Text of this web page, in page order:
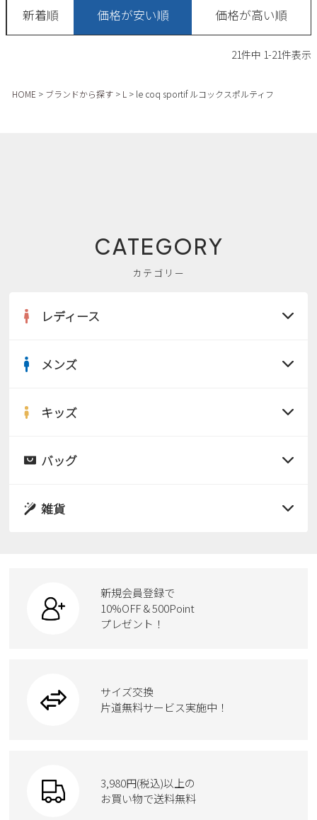
新着順 価格が安い順 価格が高い順
21件中 1-21件表示
HOME ブランドから探す L le coq sportif ルコックスポルティフ
CATEGORY
カテゴリー
レディース
サンダル
スニーカー
カジュアルシューズ
ワークシューズ
ウェア
moz
メンズ
サンダル
ローファー
ブーツ
Parade
キッズ
サンダル
スクール
new balance
バッグ
ボディバッグ
ハンドバッグ
トートバッグ
雑貨
ケア用品
新規会員登録で
10%OFF & 500Point
プレゼント！
サイズ交換
片道無料サービス実施中！
3,980円(税込)以上の
お買い物で送料無料